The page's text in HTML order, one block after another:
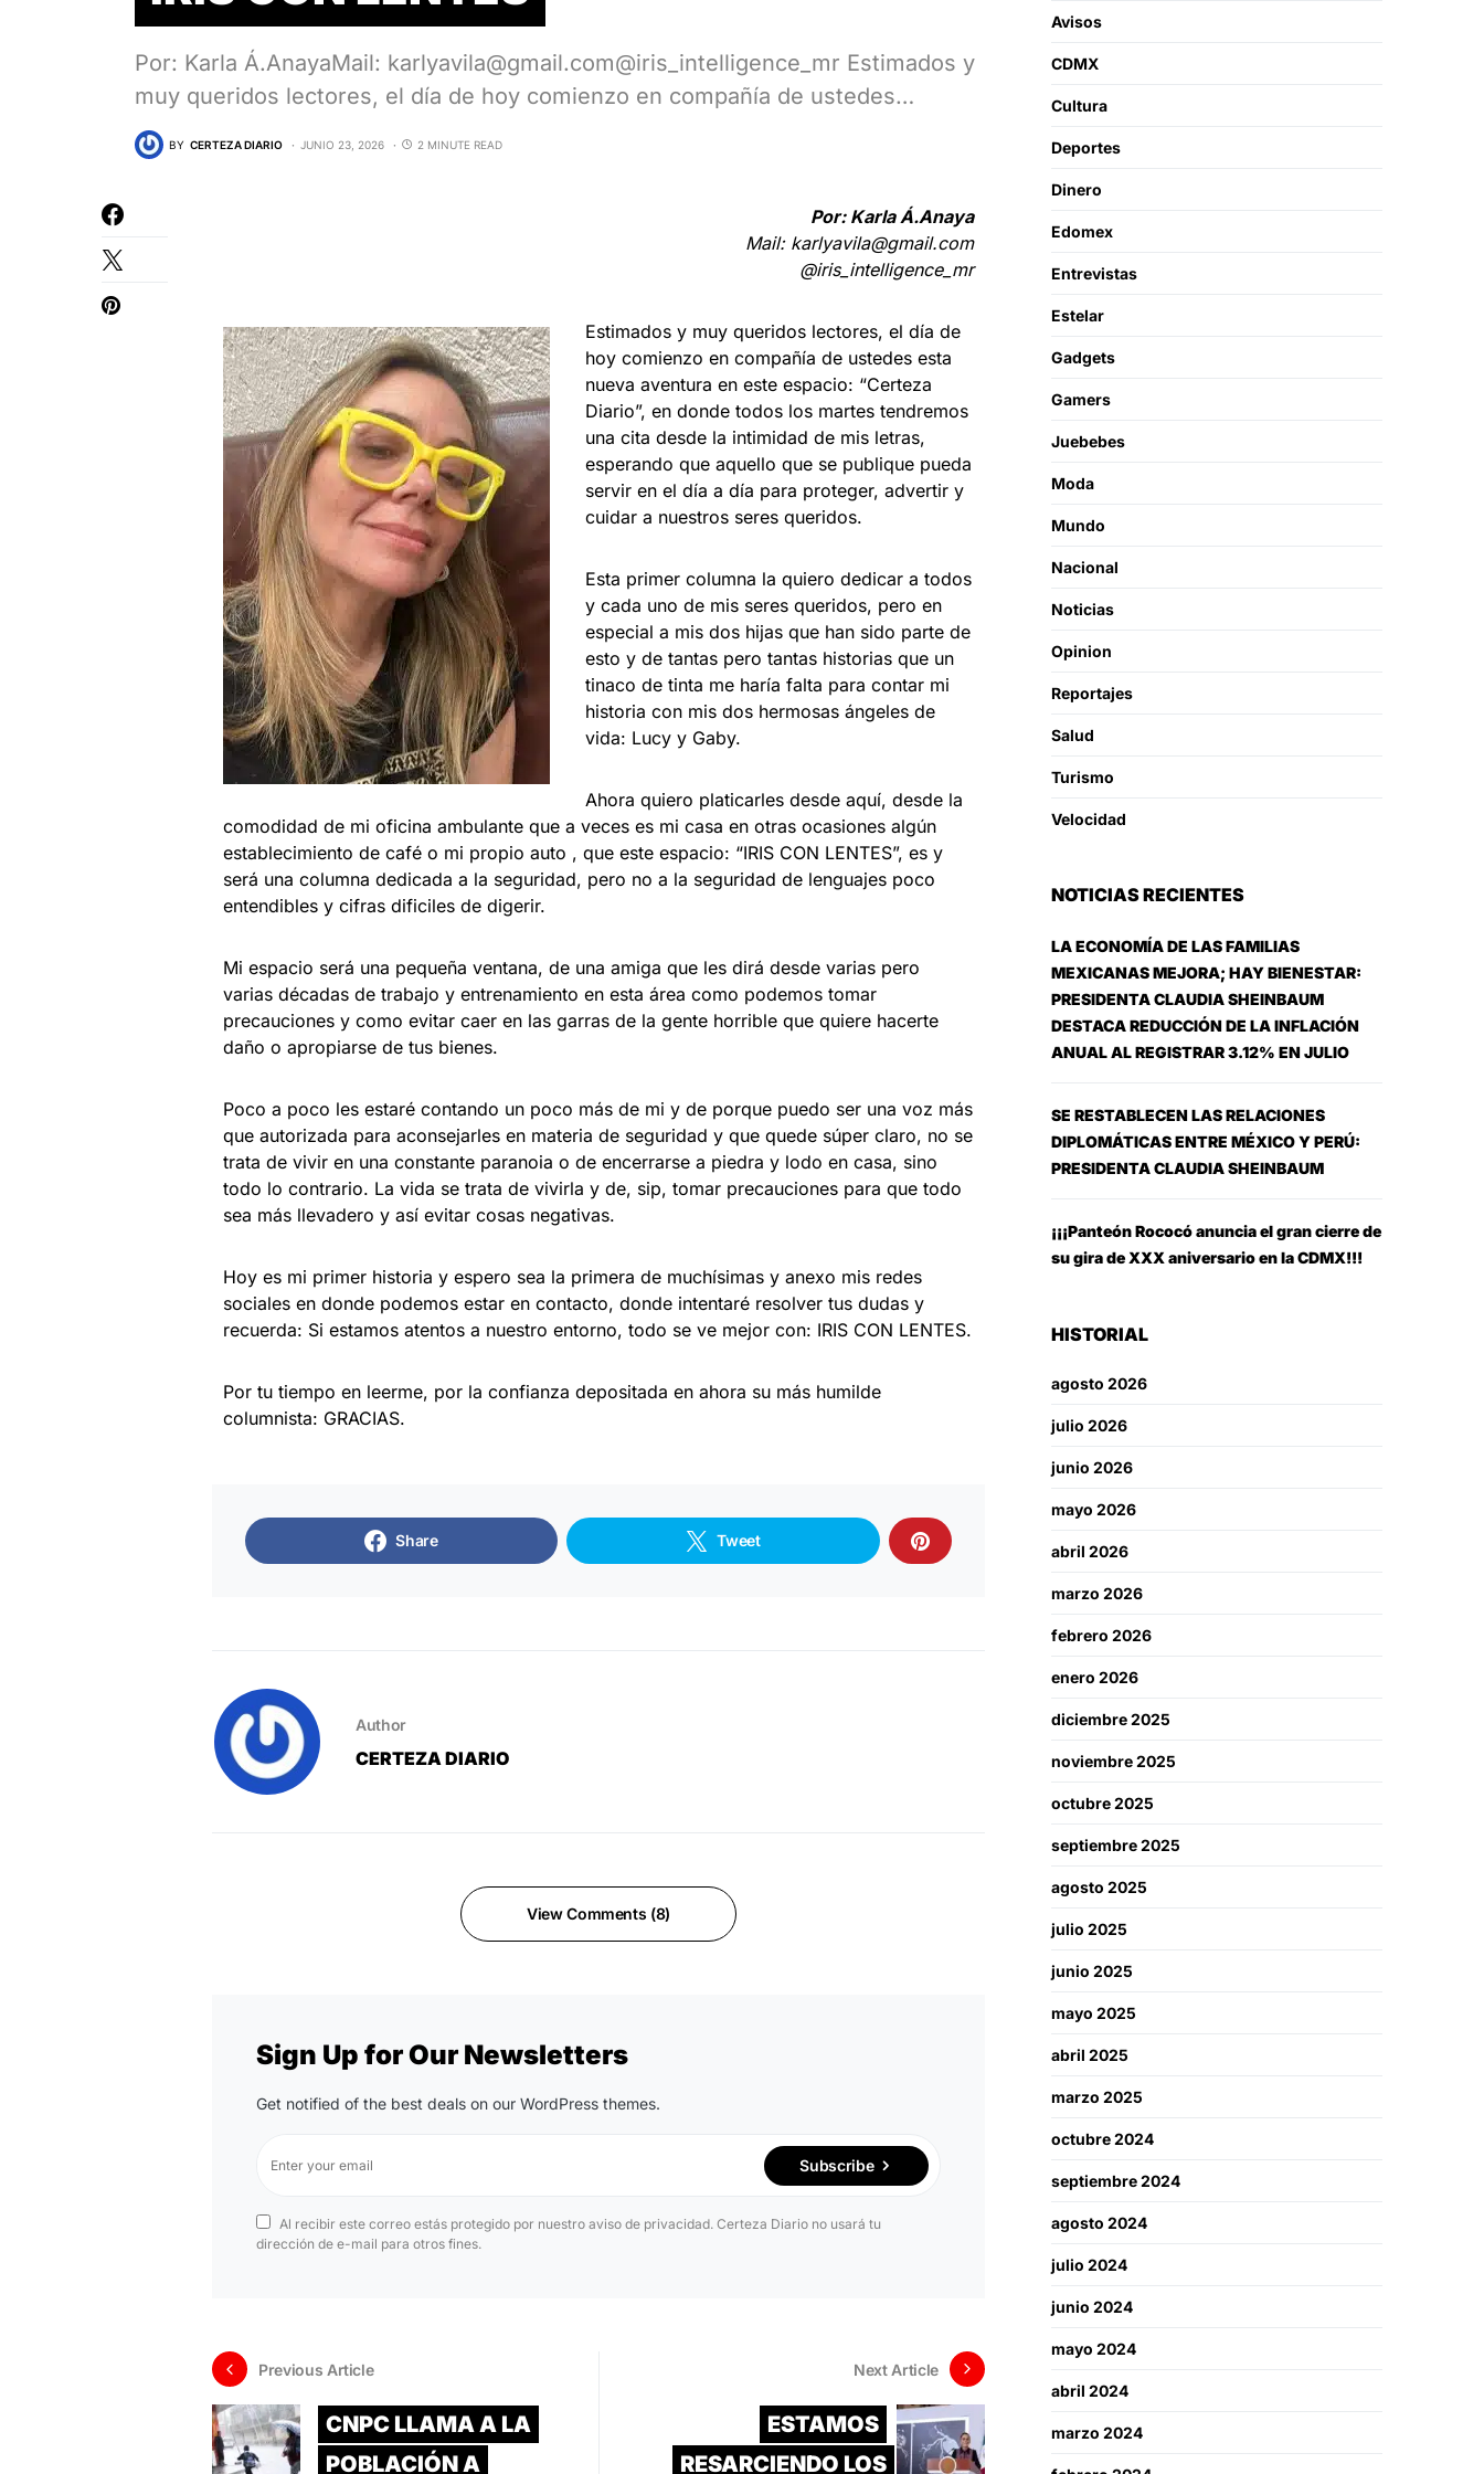
Por: Karla Á.AnayaMail: karlyavila@gmail.com@iris_intelligence_mr Estimados y
muy queridos lectores, el día de hoy comienzo en compañía de ustedes…
BY CERTEZA DIARIO JUNIO 23, 2026 2 MINUTE READ
Por: Karla Á.Anaya
Mail: karlyavila@gmail.com
@iris_intelligence_mr
Estimados y muy queridos lectores, el día de
hoy comienzo en compañía de ustedes esta
nueva aventura en este espacio: “Certeza
Diario”, en donde todos los martes tendremos
una cita desde la intimidad de mis letras,
esperando que aquello que se publique pueda
servir en el día a día para proteger, advertir y
cuidar a nuestros seres queridos.
Esta primer columna la quiero dedicar a todos
y cada uno de mis seres queridos, pero en
especial a mis dos hijas que han sido parte de
esto y de tantas pero tantas historias que un
tinaco de tinta me haría falta para contar mi
historia con mis dos hermosas ángeles de
vida: Lucy y Gaby.
Ahora quiero platicarles desde aquí, desde la
comodidad de mi oficina ambulante que a veces es mi casa en otras ocasiones algún
establecimiento de café o mi propio auto , que este espacio: “IRIS CON LENTES”, es y
será una columna dedicada a la seguridad, pero no a la seguridad de lenguajes poco
entendibles y cifras dificiles de digerir.
Mi espacio será una pequeña ventana, de una amiga que les dirá desde varias pero
varias décadas de trabajo y entrenamiento en esta área como podemos tomar
precauciones y como evitar caer en las garras de la gente horrible que quiere hacerte
daño o apropiarse de tus bienes.
Poco a poco les estaré contando un poco más de mi y de porque puedo ser una voz más
que autorizada para aconsejarles en materia de seguridad y que quede súper claro, no se
trata de vivir en una constante paranoia o de encerrarse a piedra y lodo en casa, sino
todo lo contrario. La vida se trata de vivirla y de, sip, tomar precauciones para que todo
sea más llevadero y así evitar cosas negativas.
Hoy es mi primer historia y espero sea la primera de muchísimas y anexo mis redes
sociales en donde podemos estar en contacto, donde intentaré resolver tus dudas y
recuerda: Si estamos atentos a nuestro entorno, todo se ve mejor con: IRIS CON LENTES.
Por tu tiempo en leerme, por la confianza depositada en ahora su más humilde
columnista: GRACIAS.
Share Tweet
Author
CERTEZA DIARIO
View Comments (8)
Sign Up for Our Newsletters
Get notified of the best deals on our WordPress themes.
Subscribe
Al recibir este correo estás protegido por nuestro aviso de privacidad. Certeza Diario no usará tu
dirección de e-mail para otros fines.
Previous Article
CNPC LLAMA A LA
POBLACIÓN A
Next Article
ESTAMOS
RESARCIENDO LOS
Avisos
CDMX
Cultura
Deportes
Dinero
Edomex
Entrevistas
Estelar
Gadgets
Gamers
Juebebes
Moda
Mundo
Nacional
Noticias
Opinion
Reportajes
Salud
Turismo
Velocidad
NOTICIAS RECIENTES
LA ECONOMÍA DE LAS FAMILIAS
MEXICANAS MEJORA; HAY BIENESTAR:
PRESIDENTA CLAUDIA SHEINBAUM
DESTACA REDUCCIÓN DE LA INFLACIÓN
ANUAL AL REGISTRAR 3.12% EN JULIO
SE RESTABLECEN LAS RELACIONES
DIPLOMÁTICAS ENTRE MÉXICO Y PERÚ:
PRESIDENTA CLAUDIA SHEINBAUM
¡¡¡Panteón Rococó anuncia el gran cierre de
su gira de XXX aniversario en la CDMX!!!
HISTORIAL
agosto 2026
julio 2026
junio 2026
mayo 2026
abril 2026
marzo 2026
febrero 2026
enero 2026
diciembre 2025
noviembre 2025
octubre 2025
septiembre 2025
agosto 2025
julio 2025
junio 2025
mayo 2025
abril 2025
marzo 2025
octubre 2024
septiembre 2024
agosto 2024
julio 2024
junio 2024
mayo 2024
abril 2024
marzo 2024